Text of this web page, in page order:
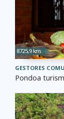
8725,9 km
GESTORES
Pondoa